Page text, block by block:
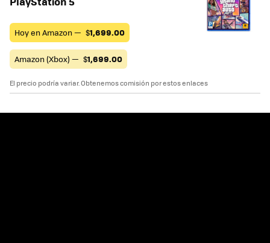
Hoy en Amazon — $1,699.00
Amazon (Xbox) — $1,699.00
El precio podría variar. Obtenemos comisión por estos enlaces